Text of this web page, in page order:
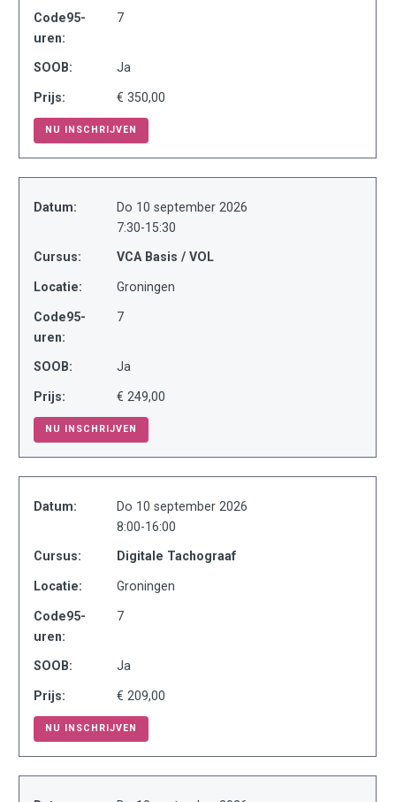
Code95-
uren:
7
SOOB: Ja
Prijs: € 350,00
NU INSCHRIJVEN
Datum:
Do 10 september 2026
7:30-15:30
Cursus: VCA Basis / VOL
Locatie: Groningen
Code95-
uren:
7
SOOB: Ja
Prijs: € 249,00
NU INSCHRIJVEN
Datum:
Do 10 september 2026
8:00-16:00
Cursus: Digitale Tachograaf
Locatie: Groningen
Code95-
uren:
7
SOOB: Ja
Prijs: € 209,00
NU INSCHRIJVEN